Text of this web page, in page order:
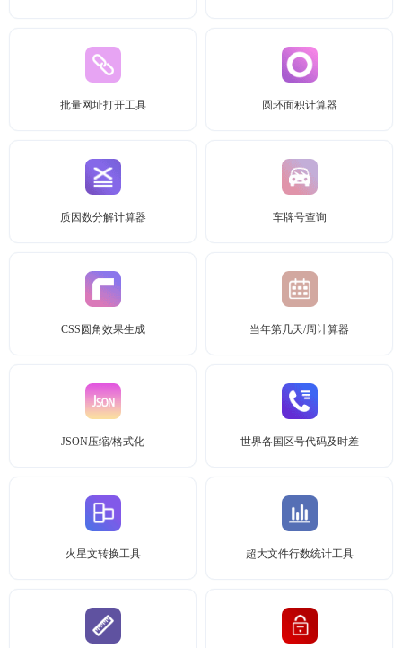
批量网址打开工具 圆环面积计算器
质因数分解计算器 车牌号查询
CSS圆角效果生成 当年第几天/周计算器
JSON压缩/格式化 世界各国区号代码及时差
火星文转换工具 超大文件行数统计工具